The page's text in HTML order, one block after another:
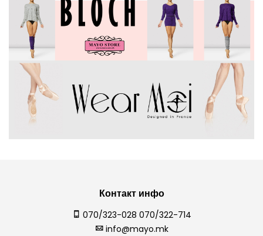
Контакт инфо
070/323-028 070/322-714
info@mayo.mk